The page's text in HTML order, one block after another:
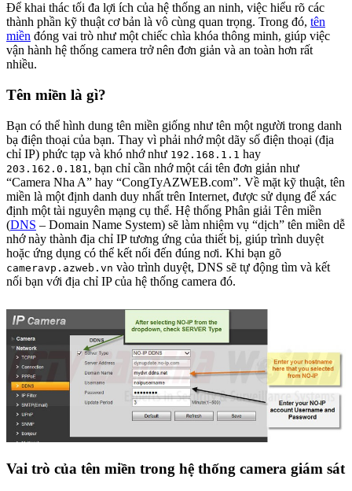
Để khai thác tối đa lợi ích của hệ thống an ninh, việc hiểu rõ các
thành phần kỹ thuật cơ bản là vô cùng quan trọng. Trong đó, tên
miền đóng vai trò như một chiếc chìa khóa thông minh, giúp việc
vận hành hệ thống camera trở nên đơn giản và an toàn hơn rất
nhiều.
Tên miền là gì?
Bạn có thể hình dung tên miền giống như tên một người trong danh
bạ điện thoại của bạn. Thay vì phải nhớ một dãy số điện thoại (địa
chỉ IP) phức tạp và khó nhớ như 192.168.1.1 hay
203.162.0.181 , bạn chỉ cần nhớ một cái tên đơn giản như
“Camera Nha A” hay “CongTyAZWEB.com”. Về mặt kỹ thuật, tên
miền là một định danh duy nhất trên Internet, được sử dụng để xác
định một tài nguyên mạng cụ thể. Hệ thống Phân giải Tên miền
(DNS – Domain Name System) sẽ làm nhiệm vụ “dịch” tên miền dễ
nhớ này thành địa chỉ IP tương ứng của thiết bị, giúp trình duyệt
hoặc ứng dụng có thể kết nối đến đúng nơi. Khi bạn gõ
cameravp.azweb.vn vào trình duyệt, DNS sẽ tự động tìm và kết
nối bạn với địa chỉ IP của hệ thống camera đó.
Vai trò của tên miền trong hệ thống camera giám sát